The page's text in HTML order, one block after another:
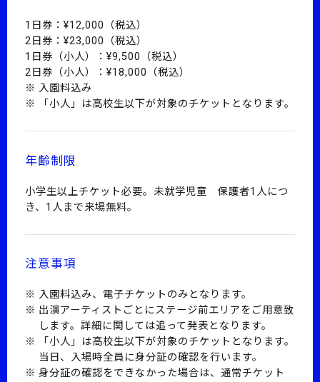
1日券：¥12,000（税込）
2日券：¥23,000（税込）
1日券（小人）：¥9,500（税込）
2日券（小人）：¥18,000（税込）
入園料込み
「小人」は高校生以下が対象のチケットとなります。
年齢制限
小学生以上チケット必要。未就学児童 保護者1人につ
き、1人まで来場無料。
注意事項
入園料込み、電子チケットのみとなります。
出演アーティストごとにステージ前エリアをご用意致
します。詳細に関しては追って発表となります。
「小人」は高校生以下が対象のチケットとなります。
当日、入場時全員に身分証の確認を行います。
身分証の確認をできなかった場合は、通常チケット